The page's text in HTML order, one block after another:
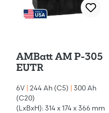
AMBatt AM P-305
EUTR
6V 244 Ah (C5)
300 Ah
(C20)
(LxBxH): 314 x 174 x 366 mm